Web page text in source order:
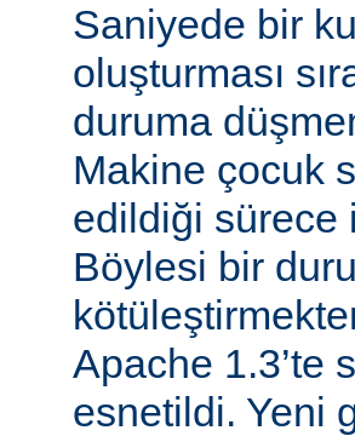
Saniyede bir
oluşturması
duruma
Makine çocuk
edildiği sürece
Böylesi bir
Apache 1.3’te
esnetildi. Yeni